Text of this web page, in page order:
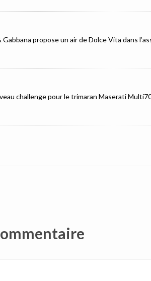
Gabbana propose un air de Dolce Vita dans
challenge pour le trimaran Maserati